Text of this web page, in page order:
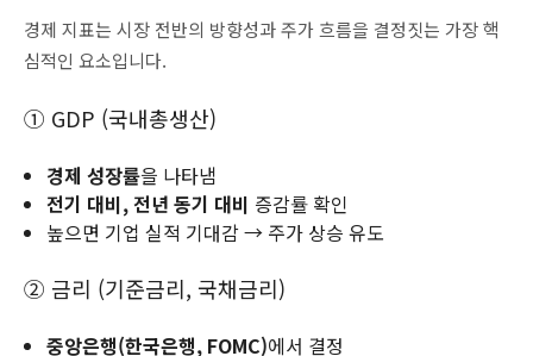
경제 지표는 시장 전반의 방향성과 주가 흐름을 결정짓는 가장 핵
심적인 요소입니다.
① GDP (국내총생산)
경제 성장률을 나타냄
전기 대비, 전년 동기 대비 증감률 확인
높으면 기업 실적 기대감 → 주가 상승 유도
② 금리 (기준금리, 국채금리)
중앙은행(한국은행, FOMC)에서 결정